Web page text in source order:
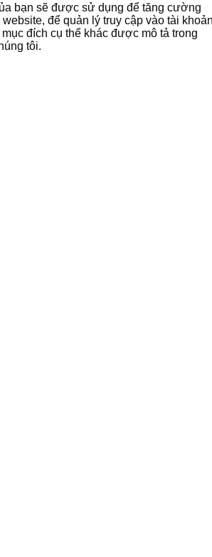
bạn sẽ được sử dụng để tăng cường
để quản lý truy cập vào tài
đích cụ thể khác được mô tả trong
tôi.